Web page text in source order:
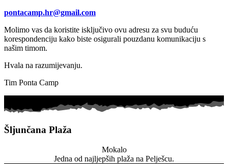
pontacamp.hr@gmail.com
Molimo vas da koristite isključivo ovu adresu za svu buduću
korespondenciju kako biste osigurali pouzdanu komunikaciju s
našim timom.
Hvala na razumijevanju.
Tim Ponta Camp
Šljunčana Plaža
Mokalo
Jedna od najljepših plaža na Pelješcu.